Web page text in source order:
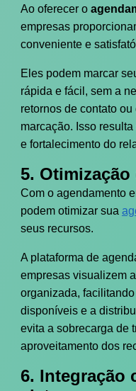
Ao oferecer o
empresas
conveniente e
Eles podem marcar
rápida e fácil, sem a
retornos de contato
marcação. Isso
e fortalecimento do
5. Otimização
Com o agendamento
podem otimizar sua
seus recursos.
A plataforma de
empresas visualizem
organizada,
disponíveis e a
evita a sobrecarga de
aproveitamento dos
6. Integração